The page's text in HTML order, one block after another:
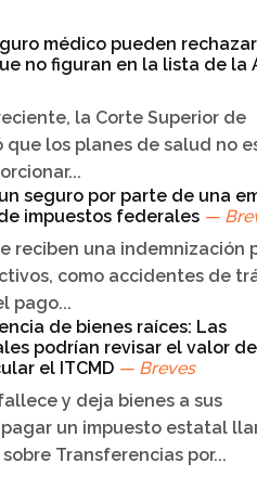
médico pueden rechazar
no figuran en la lista de la
la Corte Superior de
los planes de salud no
seguro por parte de una
impuestos federales —
reciben una indemnización
como accidentes de
pago...
de bienes raíces: Las
podrían revisar el valor
el ITCMD — Breves
y deja bienes a sus
un impuesto estatal
sobre Transferencias por...